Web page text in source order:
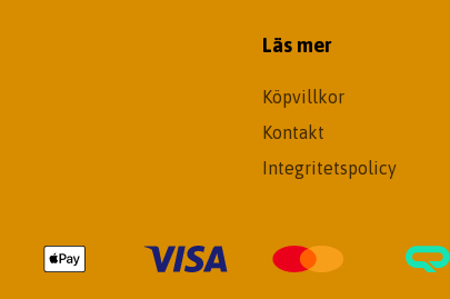
Läs mer
Köpvillkor
Kontakt
Integritetspolicy